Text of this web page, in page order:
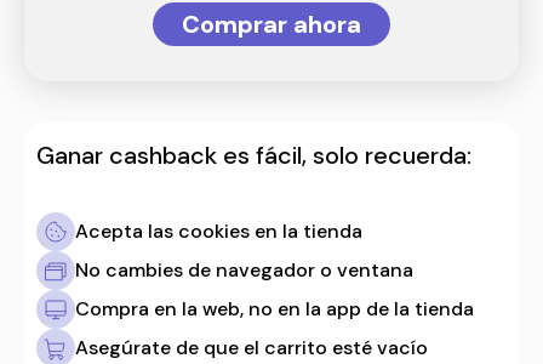
Comprar ahora
Ganar cashback es fácil, solo recuerda:
Acepta las cookies en la tienda
No cambies de navegador o ventana
Compra en la web, no en la app de la tienda
Asegúrate de que el carrito esté vacío